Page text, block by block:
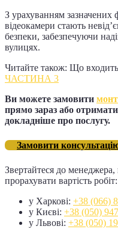
З урахуванням зазначених
відеокамери стають
безпеки, забезпечуючи
вулицях.
Читайте також: Що
ЧАСТИНА 3
Ви можете замовити
прямо зараз або
докладніше про послугу.
Замовити
Звертайтеся до
прорахувати вартість робіт:
у Харкові: +38 (066)
у Києві: +38 (050)
у Львові: +38 (050)